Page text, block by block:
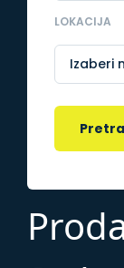
LOKACIJA
Izaberi